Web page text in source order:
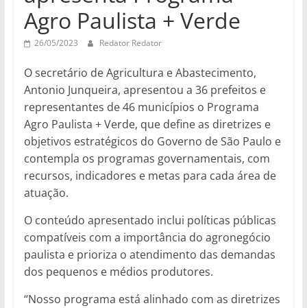
Agro Paulista + Verde
26/05/2023 Redator Redator
O secretário de Agricultura e Abastecimento,
Antonio Junqueira, apresentou a 36 prefeitos e
representantes de 46 municípios o Programa
Agro Paulista + Verde, que define as diretrizes e
objetivos estratégicos do Governo de São Paulo e
contempla os programas governamentais, com
recursos, indicadores e metas para cada área de
atuação.
O conteúdo apresentado inclui políticas públicas
compatíveis com a importância do agronegócio
paulista e prioriza o atendimento das demandas
dos pequenos e médios produtores.
“Nosso programa está alinhado com as diretrizes